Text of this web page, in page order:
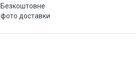
Безкоштовне
фото доставки